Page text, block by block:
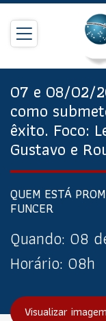
07 e 08/02/
como
êxito. Foco:
Gustavo e
QUEM ESTÁ
FUNCER
Quando: 08
Horário: 08h
Visualizar